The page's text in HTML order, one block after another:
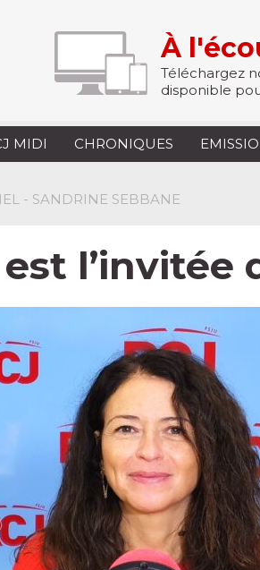
À
Téléchargez
disponible
MIDI CHRONIQUES
- SANDRINE SEBBANE
l’invitée